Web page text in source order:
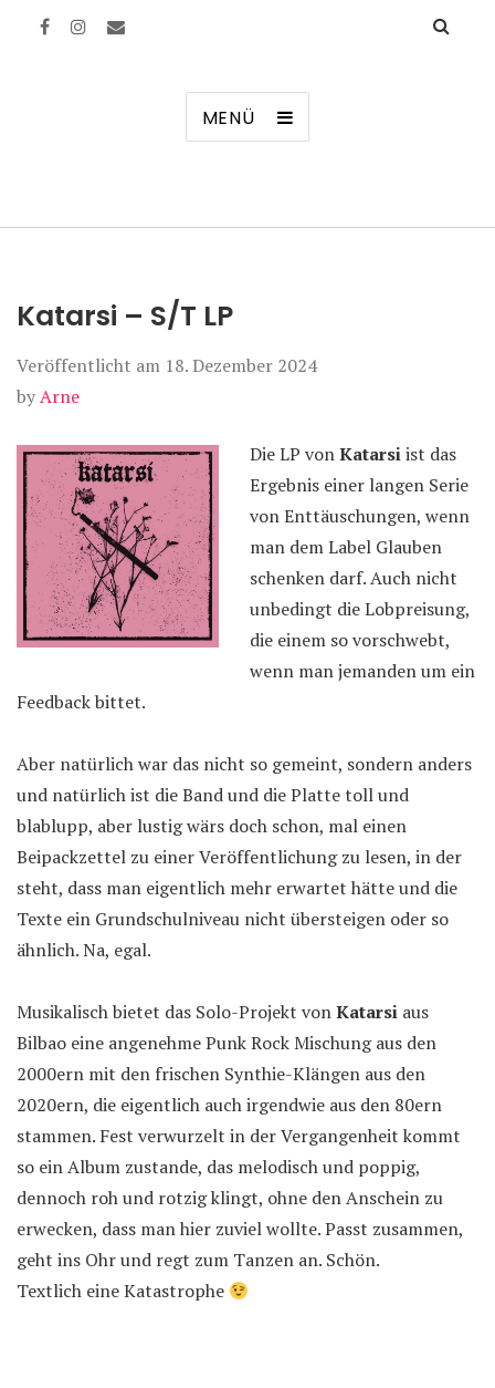
MENÜ
Katarsi – S/T LP
Veröffentlicht am 18. Dezember 2024
byArne
Die LP vonKatarsiist das
Ergebnis einer langen Serie
von Enttäuschungen, wenn
man dem Label Glauben
schenken darf. Auch nicht
unbedingt die Lobpreisung,
die einem so vorschwebt,
wenn man jemanden um ein
Feedback bittet.
Aber natürlich war das nicht so gemeint, sondern anders
und natürlich ist die Band und die Platte toll und
blablupp, aber lustig wärs doch schon, mal einen
Beipackzettel zu einer Veröffentlichung zu lesen, in der
steht, dass man eigentlich mehr erwartet hätte und die
Texte ein Grundschulniveau nicht übersteigen oder so
ähnlich. Na, egal.
Musikalisch bietet das Solo-Projekt vonKatarsi aus
Bilbao eine angenehme Punk Rock Mischung aus den
2000ern mit den frischen Synthie-Klängen aus den
2020ern, die eigentlich auch irgendwie aus den 80ern
stammen. Fest verwurzelt in der Vergangenheit kommt
so ein Album zustande, das melodisch und poppig,
dennoch roh und rotzig klingt, ohne den Anschein zu
erwecken, dass man hier zuviel wollte. Passt zusammen,
geht ins Ohr und regt zum Tanzen an. Schön.
Textlich eine Katastrophe